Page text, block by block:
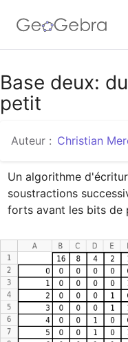
Google Classroom
Base deux:
petit
Auteur : Christian
Un algorithme
soustractions
forts avant les bits de